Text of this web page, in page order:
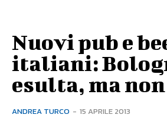
Nuovi pub e
italiani:
esulta, ma non
ANDREA TURCO - 15 APRILE 2013